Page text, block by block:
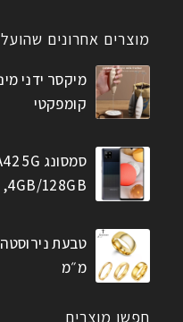
מוצרים אחרונים
מיקסר ידני
קומפקטי
4GB/128GB, דואל סים
מ״מ
חפשו מוצרים